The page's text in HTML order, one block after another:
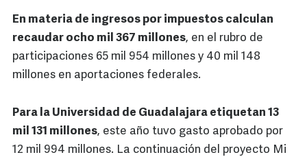
En materia de ingresos por impuestos calculan
recaudar ocho mil 367 millones, en el rubro de
participaciones 65 mil 954 millones y 40 mil 148
millones en aportaciones federales.
Para la Universidad de Guadalajara etiquetan 13
mil 131 millones, este año tuvo gasto aprobado por
12 mil 994 millones. La continuación del proyecto Mi